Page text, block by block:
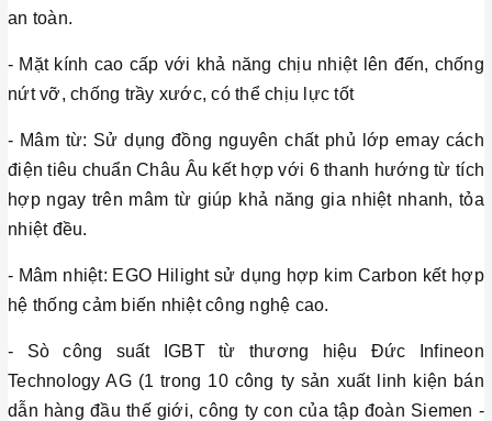
an toàn.
- Mặt kính cao cấp với khả năng chịu nhiệt lên đến, chống
nứt vỡ, chống trầy xước, có thể chịu lực tốt
- Mâm từ: Sử dụng đồng nguyên chất phủ lớp emay cách
điện tiêu chuẩn Châu Âu kết hợp với 6 thanh hướng từ tích
hợp ngay trên mâm từ giúp khả năng gia nhiệt nhanh, tỏa
nhiệt đều.
- Mâm nhiệt: EGO Hilight sử dụng hợp kim Carbon kết hợp
hệ thống cảm biến nhiệt công nghệ cao.
- Sò công suất IGBT từ thương hiệu Đức Infineon
Technology AG (1 trong 10 công ty sản xuất linh kiện bán
dẫn hàng đầu thế giới, công ty con của tập đoàn Siemen -